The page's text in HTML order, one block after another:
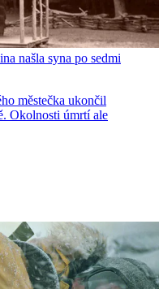
našla syna po sedmi
městečka ukončil
Okolnosti úmrtí ale